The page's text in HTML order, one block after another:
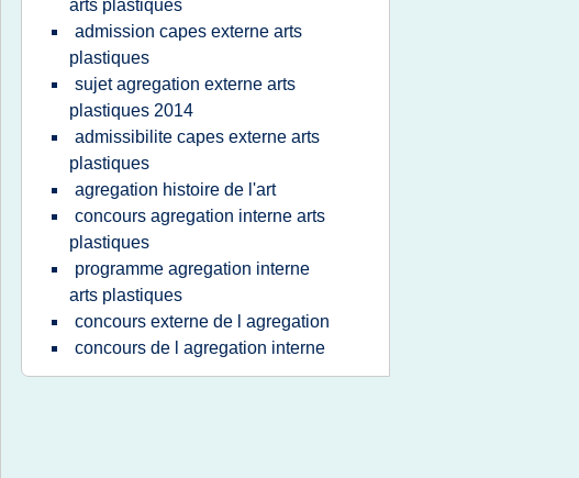
arts plastiques
admission capes externe arts
plastiques
sujet agregation externe arts
plastiques 2014
admissibilite capes externe arts
plastiques
agregation histoire de l'art
concours agregation interne arts
plastiques
programme agregation interne
arts plastiques
concours externe de l agregation
concours de l agregation interne